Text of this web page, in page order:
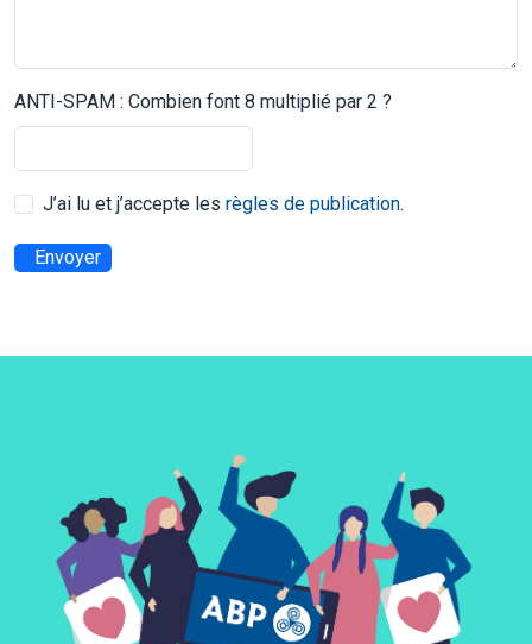
ANTI-SPAM : Combien font 8 multiplié par 2 ?
J’ai lu et j’accepte les règles de publication.
Envoyer